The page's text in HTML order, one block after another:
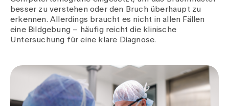
besser zu verstehen oder den Bruch überhaupt zu
erkennen. Allerdings braucht es nicht in allen Fällen
eine Bildgebung – häufig reicht die klinische
Untersuchung für eine klare Diagnose.